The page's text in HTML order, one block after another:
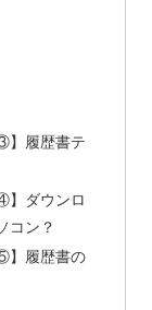
】履歴書テ
】ダウンロ
コン？
】履歴書の